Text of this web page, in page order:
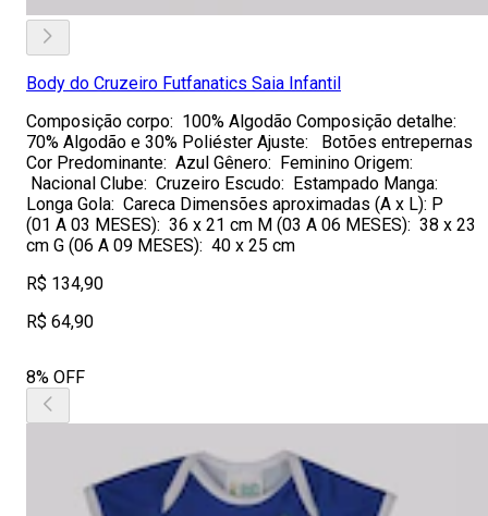
Body do Cruzeiro Futfanatics Saia Infantil
Composição corpo: 100% Algodão Composição detalhe:
70% Algodão e 30% Poliéster Ajuste: Botões entrepernas
Cor Predominante: Azul Gênero: Feminino Origem:
Nacional Clube: Cruzeiro Escudo: Estampado Manga:
Longa Gola: Careca Dimensões aproximadas (A x L): P
(01 A 03 MESES): 36 x 21 cm M (03 A 06 MESES): 38 x 23
cm G (06 A 09 MESES): 40 x 25 cm
R$ 134,90
R$ 64,90
8% OFF